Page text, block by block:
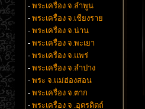
- พระเครื่อง จ.ลำพูน
- พระเครื่อง จ.เชียงราย
- พระเครื่อง จ.น่าน
- พระเครื่อง จ.พะเยา
- พระเครื่อง จ.แพร่
- พระเครื่อง จ.ลำปาง
- พระ จ.แม่ฮ่องสอน
- พระเครื่อง จ.ตาก
- พระเครื่อง จ .อุตรดิตถ์